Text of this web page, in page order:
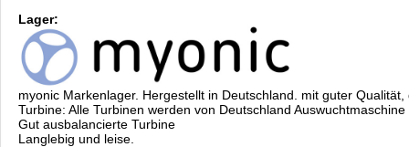
Lager:
myonic Markenlager. Hergestellt in Deutschland. mit guter
Turbine: Alle Turbinen werden von Deutschland
Gut ausbalancierte Turbine
Langlebig und leise.